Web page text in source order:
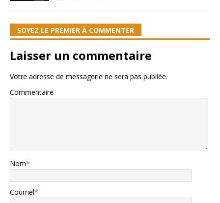
SOYEZ LE PREMIER À COMMENTER
Laisser un commentaire
Votre adresse de messagerie ne sera pas publiée.
Commentaire
Nom*
Courriel*